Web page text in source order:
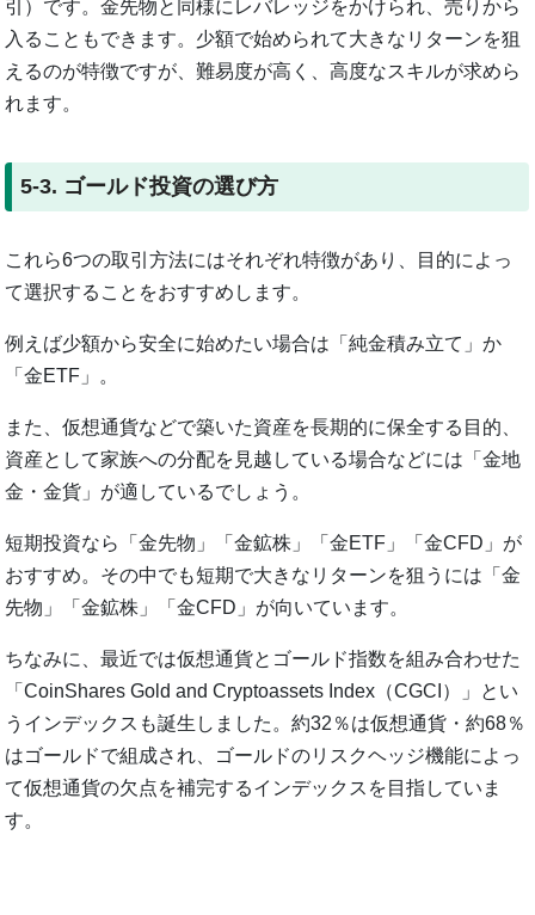
引）です。金先物と同様にレバレッジをかけられ、売りから
入ることもできます。少額で始められて大きなリターンを狙
えるのが特徴ですが、難易度が高く、高度なスキルが求めら
れます。
5-3. ゴールド投資の選び方
これら6つの取引方法にはそれぞれ特徴があり、目的によっ
て選択することをおすすめします。
例えば少額から安全に始めたい場合は「純金積み立て」か
「金ETF」。
また、仮想通貨などで築いた資産を長期的に保全する目的、
資産として家族への分配を見越している場合などには「金地
金・金貨」が適しているでしょう。
短期投資なら「金先物」「金鉱株」「金ETF」「金CFD」が
おすすめ。その中でも短期で大きなリターンを狙うには「金
先物」「金鉱株」「金CFD」が向いています。
ちなみに、最近では仮想通貨とゴールド指数を組み合わせた
「CoinShares Gold and Cryptoassets Index（CGCI）」とい
うインデックスも誕生しました。約32％は仮想通貨・約68％
はゴールドで組成され、ゴールドのリスクヘッジ機能によっ
て仮想通貨の欠点を補完するインデックスを目指していま
す。